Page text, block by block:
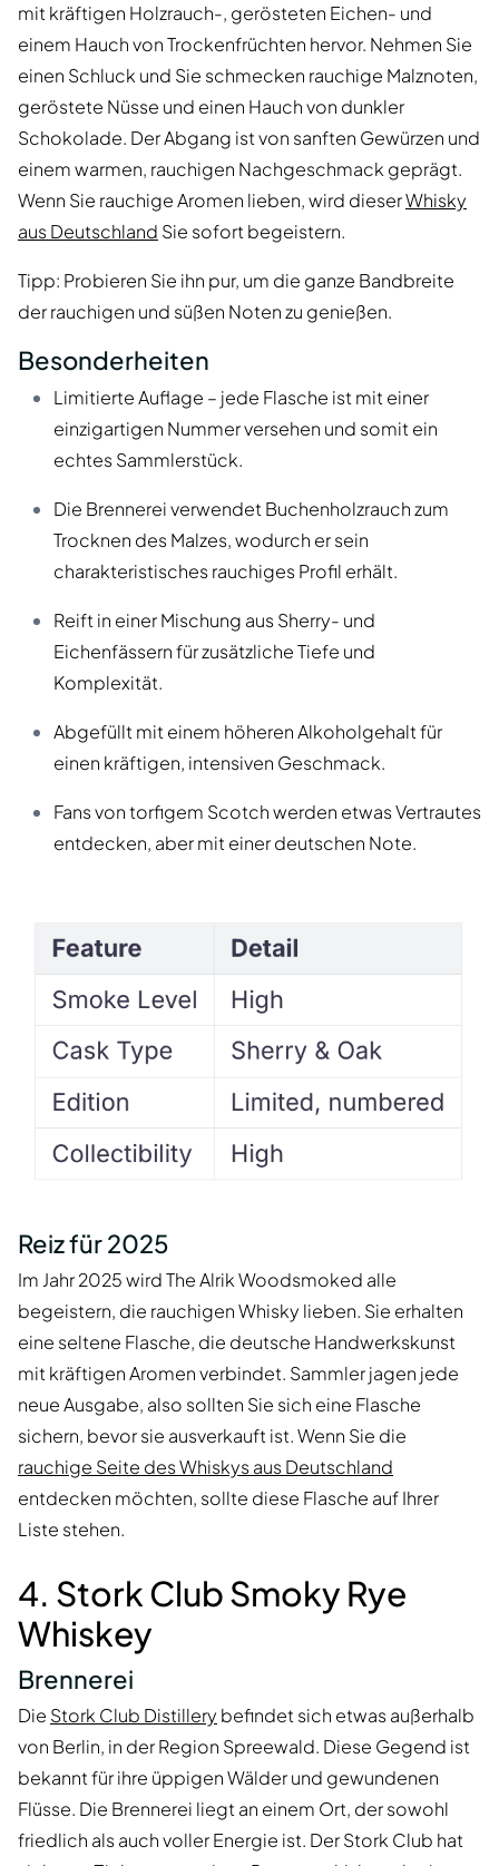
mit kräftigen Holzrauch-, gerösteten Eichen- und
einem Hauch von Trockenfrüchten hervor. Nehmen Sie
einen Schluck und Sie schmecken rauchige Malznoten,
geröstete Nüsse und einen Hauch von dunkler
Schokolade. Der Abgang ist von sanften Gewürzen und
einem warmen, rauchigen Nachgeschmack geprägt.
Wenn Sie rauchige Aromen lieben, wird dieserWhisky
aus Deutschland Sie sofort begeistern.
Tipp: Probieren Sie ihn pur, um die ganze Bandbreite
der rauchigen und süßen Noten zu genießen.
Besonderheiten
Limitierte Auflage – jede Flasche ist mit einer
einzigartigen Nummer versehen und somit ein
echtes Sammlerstück.
Die Brennerei verwendet Buchenholzrauch zum
Trocknen des Malzes, wodurch er sein
charakteristisches rauchiges Profil erhält.
Reift in einer Mischung aus Sherry- und
Eichenfässern für zusätzliche Tiefe und
Komplexität.
Abgefüllt mit einem höheren Alkoholgehalt für
einen kräftigen, intensiven Geschmack.
Fans von torfigem Scotch werden etwas Vertrautes
entdecken, aber mit einer deutschen Note.
Reiz für 2025
Im Jahr 2025 wird The Alrik Woodsmoked alle
begeistern, die rauchigen Whisky lieben. Sie erhalten
eine seltene Flasche, die deutsche Handwerkskunst
mit kräftigen Aromen verbindet. Sammler jagen jede
neue Ausgabe, also sollten Sie sich eine Flasche
sichern, bevor sie ausverkauft ist. Wenn Sie die
rauchige Seite des Whiskys aus Deutschland
entdecken möchten, sollte diese Flasche auf Ihrer
Liste stehen.
4. Stork Club Smoky Rye
Whiskey
Brennerei
Die Stork Club Distillery befindet sich etwas außerhalb
von Berlin, in der Region Spreewald. Diese Gegend ist
bekannt für ihre üppigen Wälder und gewundenen
Flüsse. Die Brennerei liegt an einem Ort, der sowohl
friedlich als auch voller Energie ist. Der Stork Club hat